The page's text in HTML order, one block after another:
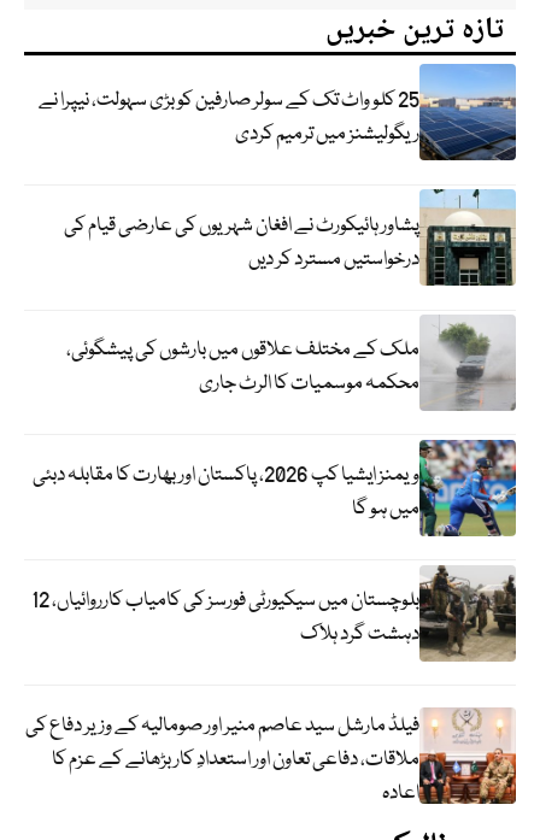
تازہ ترین خبریں
25 کلو واٹ تک کے سولر صارفین کو بڑی سہولت، نیپرا نے
ریگولیشنز میں ترمیم کردی
پشاور ہائیکورٹ نے افغان شہریوں کی عارضی قیام کی
درخواستیں مسترد کر دیں
ملک کے مختلف علاقوں میں بارشوں کی پیشگوئی،
محکمہ موسمیات کا الرٹ جاری
ویمنز ایشیا کپ 2026، پاکستان اور بھارت کا مقابلہ دبئی
میں ہو گا
بلوچستان میں سیکیورٹی فورسز کی کامیاب کارروائیاں، 12
دہشت گرد ہلاک
فیلڈ مارشل سید عاصم منیر اور صومالیہ کے وزیر دفاع کی
ملاقات، دفاعی تعاون اور استعدادِ کار بڑھانے کے عزم کا
اعادہ